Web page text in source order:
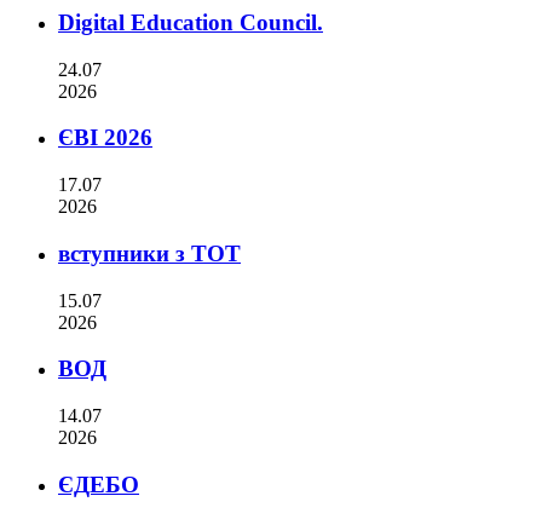
Digital Education Council.
24.07
2026
ЄВІ 2026
17.07
2026
вступники з ТОТ
15.07
2026
ВОД
14.07
2026
ЄДЕБО